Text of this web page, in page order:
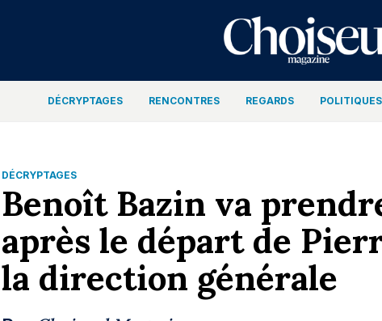
DÉCRYPTAGES RENCONTRES REGARDS POLITIQUES
DÉCRYPTAGES
Benoît Bazin va
après le départ de
la direction générale